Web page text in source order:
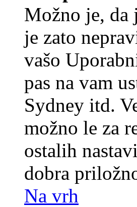
Možno je, da
je zato
vašo
pas na vam
Sydney itd.
možno le za
ostalih
dobra
Na vrh